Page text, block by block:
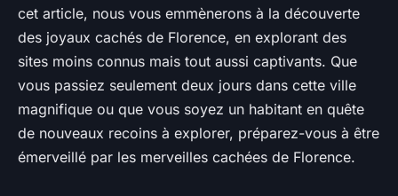
cet article, nous vous emmènerons à la découverte
des joyaux cachés de Florence, en explorant des
sites moins connus mais tout aussi captivants. Que
vous passiez seulement deux jours dans cette ville
magnifique ou que vous soyez un habitant en quête
de nouveaux recoins à explorer, préparez-vous à être
émerveillé par les merveilles cachées de Florence.